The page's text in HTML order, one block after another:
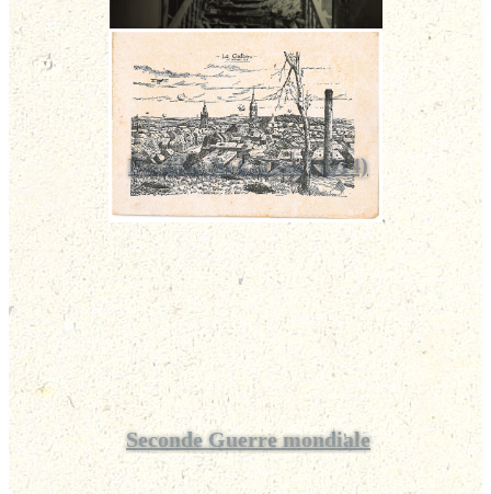
Bataille du Cateau (1914)
Seconde Guerre mondiale